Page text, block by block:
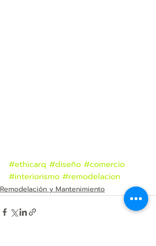
#ethicarq #diseño #comercio
#interiorismo #remodelacion
Remodelación y Mantenimiento